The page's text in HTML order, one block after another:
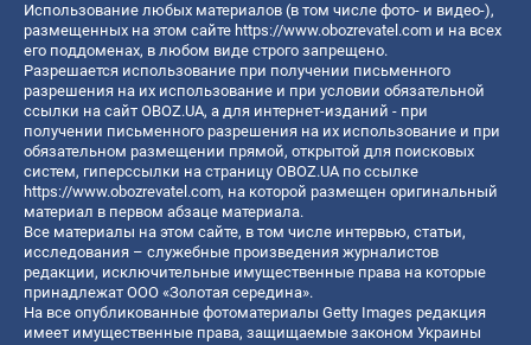
Использование любых материалов (в том числе фото- и видео-),
размещенных на этом сайте https://www.obozrevatel.com и на всех
его поддоменах, в любом виде строго запрещено.
Разрешается использование при получении письменного
разрешения на их использование и при условии обязательной
ссылки на сайт OBOZ.UA, а для интернет-изданий - при
получении письменного разрешения на их использование и при
обязательном размещении прямой, открытой для поисковых
систем, гиперссылки на страницу OBOZ.UA по ссылке
https://www.obozrevatel.com, на которой размещен оригинальный
материал в первом абзаце материала.
Все материалы на этом сайте, в том числе интервью, статьи,
исследования – служебные произведения журналистов
редакции, исключительные имущественные права на которые
принадлежат ООО «Золотая середина».
На все опубликованные фотоматериалы Getty Images редакция
имеет имущественные права, защищаемые законом Украины